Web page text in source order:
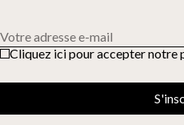
Votre adresse e-mail
Cliquez ici pour accepter